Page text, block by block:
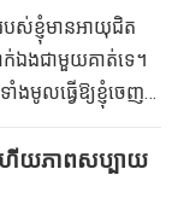
ញុំពឹងផ្អែកលើភាព
ម Liz Gumbinner
។ ហេតុផលរបស់ខ្ញុំជា
ម្រាកទេចាប់តាំងពី
ារងារសម្រាប់ខ្ញុំគឺជា
បៅកូនដោយទឹកដោះ
របស់ខ្ញុំមានអាយុជិត
ាក់ឯងជាមួយគាត់ទេ។
ទាំងមូលធ្វើឱ្យខ្ញុំចេញពី
មានកៅអីរថយន្ត
ាមញ្ញដែលខ្ញុំនៅលើ
កហើយភាពសប្បាយ